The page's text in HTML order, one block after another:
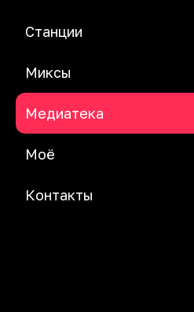
Станции
Миксы
Медиатека
Моё
Контакты